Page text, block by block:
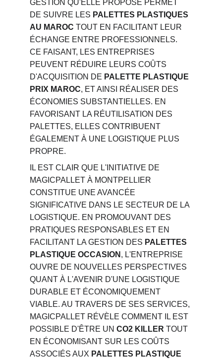
GESTION QU'ELLE PROPOSE PERMET
DE SUIVRE LES PALETTES PLASTIQUES
AU MAROC TOUT EN FACILITANT LEUR
ÉCHANGE ENTRE PROFESSIONNELS.
CE FAISANT, LES ENTREPRISES
PEUVENT RÉDUIRE LEURS COÛTS
D'ACQUISITION DE PALETTE PLASTIQUE
PRIX MAROC, ET AINSI RÉALISER DES
ÉCONOMIES SUBSTANTIELLES. EN
FAVORISANT LA RÉUTILISATION DES
PALETTES, ELLES CONTRIBUENT
ÉGALEMENT À UNE LOGISTIQUE PLUS
PROPRE.
IL EST CLAIR QUE L'INITIATIVE DE
MAGICPALLET À MONTPELLIER
CONSTITUE UNE AVANCÉE
SIGNIFICATIVE DANS LE SECTEUR DE LA
LOGISTIQUE. EN PROMOUVANT DES
PRATIQUES RESPONSABLES ET EN
FACILITANT LA GESTION DES PALETTES
PLASTIQUE OCCASION , L'ENTREPRISE
OUVRE DE NOUVELLES PERSPECTIVES
QUANT À L'AVENIR D'UNE LOGISTIQUE
DURABLE ET ÉCONOMIQUEMENT
VIABLE. AU TRAVERS DE SES SERVICES,
MAGICPALLET RÉVÈLE COMMENT IL EST
POSSIBLE D'ÊTRE UN CO2 KILLER TOUT
EN ÉCONOMISANT SUR LES COÛTS
ASSOCIÉS AUX PALETTES PLASTIQUE